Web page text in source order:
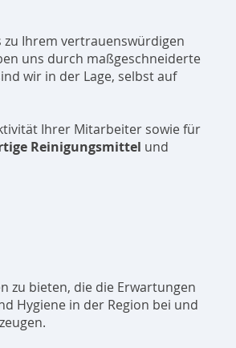
zu Ihrem vertrauenswürdigen
uns durch maßgeschneiderte
wir in der Lage, selbst auf
Ihrer Mitarbeiter sowie für
Reinigungsmittel und
zu bieten, die die Erwartungen
Hygiene in der Region bei und